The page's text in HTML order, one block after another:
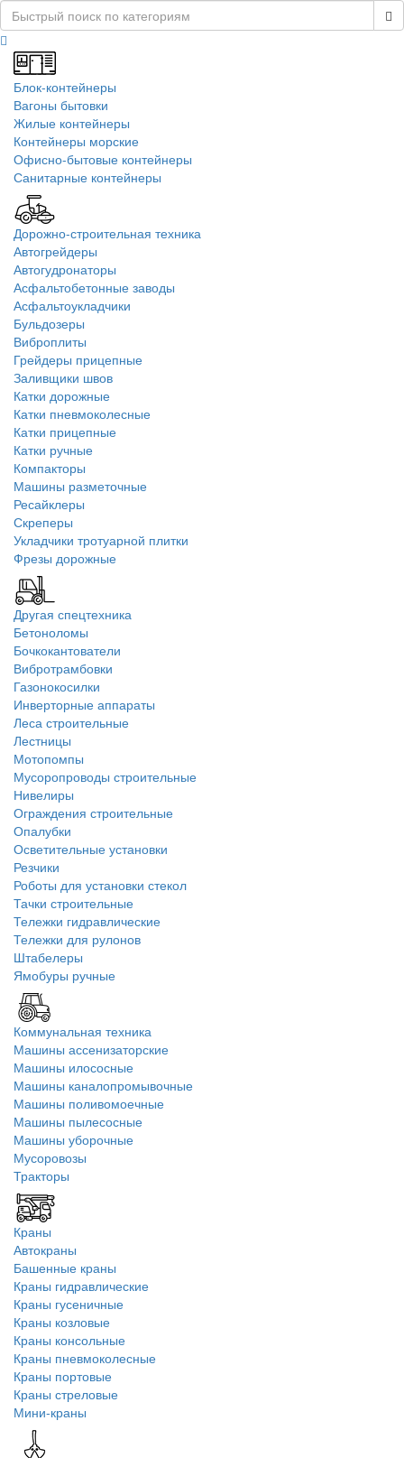
Блок-контейнеры
Вагоны бытовки
Жилые контейнеры
Контейнеры морские
Офисно-бытовые контейнеры
Санитарные контейнеры
Дорожно-строительная техника
Автогрейдеры
Автогудронаторы
Асфальтобетонные заводы
Асфальтоукладчики
Бульдозеры
Виброплиты
Грейдеры прицепные
Заливщики швов
Катки дорожные
Катки пневмоколесные
Катки прицепные
Катки ручные
Компакторы
Машины разметочные
Ресайклеры
Скреперы
Укладчики тротуарной плитки
Фрезы дорожные
Другая спецтехника
Бетоноломы
Бочкокантователи
Вибротрамбовки
Газонокосилки
Инверторные аппараты
Леса строительные
Лестницы
Мотопомпы
Мусоропроводы строительные
Нивелиры
Ограждения строительные
Опалубки
Осветительные установки
Резчики
Роботы для установки стекол
Тачки строительные
Тележки гидравлические
Тележки для рулонов
Штабелеры
Ямобуры ручные
Коммунальная техника
Машины ассенизаторские
Машины илососные
Машины каналопромывочные
Машины поливомоечные
Машины пылесосные
Машины уборочные
Мусоровозы
Тракторы
Краны
Автокраны
Башенные краны
Краны гидравлические
Краны гусеничные
Краны козловые
Краны консольные
Краны пневмоколесные
Краны портовые
Краны стреловые
Мини-краны